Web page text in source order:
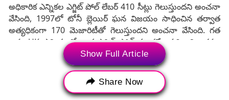
అధికారిక ఎన్నికల ఎగ్జిట్ పోల్ లేబర్ 410 సీట్లు గెలుస్తుందని అంచనా
వేసింది, 1997లో టోనీ బ్లెయిర్ ఘన విజయం సాధించిన తర్వాత
అత్యధికంగా 170 మెజారిటీతో గెలుస్తుందని అంచనా వేసింది. గత
ఆరు UK ఎన్నికలలో, ఒక ఎగ్జిట్ పోల్ మాత్రమే ఫలితాన్ని తప్పు
పట్టింది. కాగా మేలో, రిషి సునక్ తన స్వంత పార్టీలో చాలా మందిని
ఆశ్చర్యపరుస్తూ ముందస్తు ఎన్నికలకు సై అన్నారు.
Show Full Article
Share Now